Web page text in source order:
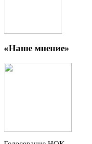
«Наше мнение»